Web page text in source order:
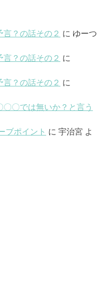
言？の話その２ に ゆーつ
言？の話その２ に
言？の話その２ に
〇では無いか？と言う
ブポイント に 宇治宮 よ